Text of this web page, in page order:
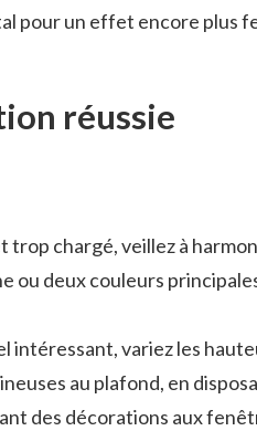
pour un effet encore plus
réussie
chargé, veillez à
ou deux couleurs
intéressant, variez les
au plafond, en
des décorations aux